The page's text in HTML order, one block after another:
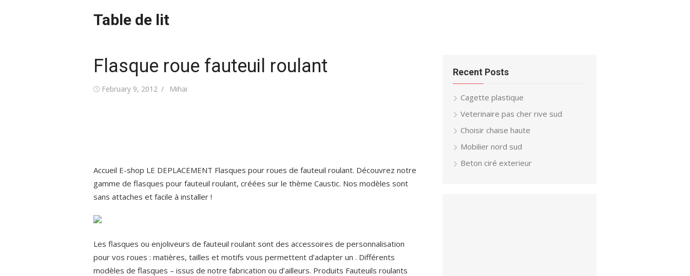
Table de lit
Flasque roue fauteuil roulant
Posted
February 9, 2012 Author
Mihai
Accueil E-shop LE DEPLACEMENT Flasques pour roues de fauteuil roulant. Découvrez notre
gamme de flasques pour fauteuil roulant, créées sur le thème Caustic. Nos modèles sont
sans attaches et facile à installer !
Les flasques ou enjoliveurs de fauteuil roulant sont des accessoires de personnalisation
pour vos roues : matières, tailles et motifs vous permettent d’adapter un . Différents
modèles de flasques – issus de notre fabrication ou d’ailleurs. Produits Fauteuils roulants
Recent Posts
Cagette plastique
Veterinaire pas cher rive sud
Choisir chaise haute
Mobilier nord sud
Beton ciré exterieur